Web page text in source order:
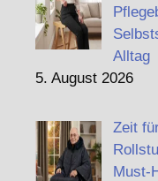
Alltag
5. August 2026
Zeit
Must-